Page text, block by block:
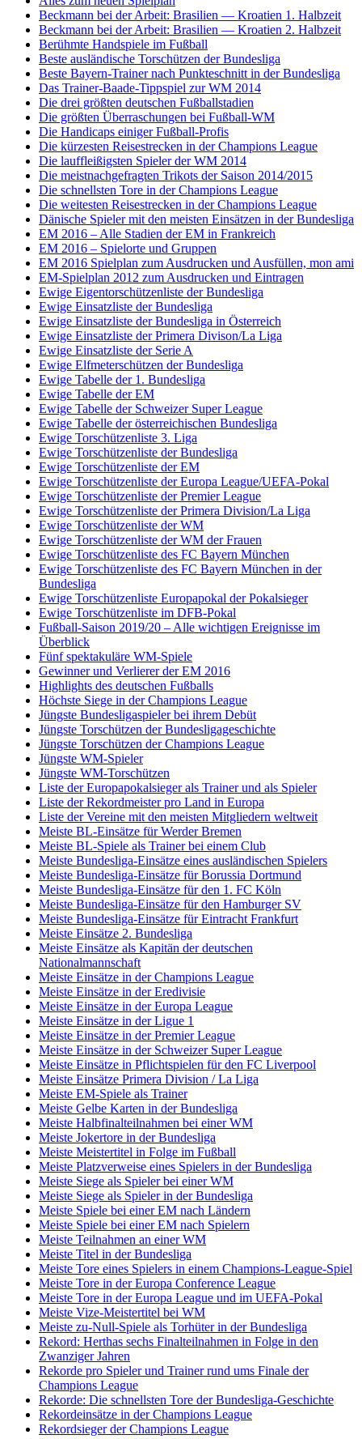
Beckmann bei der Arbeit: Brasilien — Kroatien 1. Halbzeit
Beckmann bei der Arbeit: Brasilien — Kroatien 2. Halbzeit
Berühmte Handspiele im Fußball
Beste ausländische Torschützen der Bundesliga
Beste Bayern-Trainer nach Punkteschnitt in der Bundesliga
Das Trainer-Baade-Tippspiel zur WM 2014
Die drei größten deutschen Fußballstadien
Die größten Überraschungen bei Fußball-WM
Die Handicaps einiger Fußball-Profis
Die kürzesten Reisestrecken in der Champions League
Die lauffleißigsten Spieler der WM 2014
Die meistnachgefragten Trikots der Saison 2014/2015
Die schnellsten Tore in der Champions League
Die weitesten Reisestrecken in der Champions League
Dänische Spieler mit den meisten Einsätzen in der Bundesliga
EM 2016 – Alle Stadien der EM in Frankreich
EM 2016 – Spielorte und Gruppen
EM 2016 Spielplan zum Ausdrucken und Ausfüllen, mon ami
EM-Spielplan 2012 zum Ausdrucken und Eintragen
Ewige Eigentorschützenliste der Bundesliga
Ewige Einsatzliste der Bundesliga
Ewige Einsatzliste der Bundesliga in Österreich
Ewige Einsatzliste der Primera Divison/La Liga
Ewige Einsatzliste der Serie A
Ewige Elfmeterschützen der Bundesliga
Ewige Tabelle der 1. Bundesliga
Ewige Tabelle der EM
Ewige Tabelle der Schweizer Super League
Ewige Tabelle der österreichischen Bundesliga
Ewige Torschützenliste 3. Liga
Ewige Torschützenliste der Bundesliga
Ewige Torschützenliste der EM
Ewige Torschützenliste der Europa League/UEFA-Pokal
Ewige Torschützenliste der Premier League
Ewige Torschützenliste der Primera Division/La Liga
Ewige Torschützenliste der WM
Ewige Torschützenliste der WM der Frauen
Ewige Torschützenliste des FC Bayern München
Ewige Torschützenliste des FC Bayern München in der
Bundesliga
Ewige Torschützenliste Europapokal der Pokalsieger
Ewige Torschützenliste im DFB-Pokal
Fußball-Saison 2019/20 – Alle wichtigen Ereignisse im
Überblick
Fünf spektakuläre WM-Spiele
Gewinner und Verlierer der EM 2016
Highlights des deutschen Fußballs
Höchste Siege in der Champions League
Jüngste Bundesligaspieler bei ihrem Debüt
Jüngste Torschützen der Bundesligageschichte
Jüngste Torschützen der Champions League
Jüngste WM-Spieler
Jüngste WM-Torschützen
Liste der Europapokalsieger als Trainer und als Spieler
Liste der Rekordmeister pro Land in Europa
Liste der Vereine mit den meisten Mitgliedern weltweit
Meiste BL-Einsätze für Werder Bremen
Meiste BL-Spiele als Trainer bei einem Club
Meiste Bundesliga-Einsätze eines ausländischen Spielers
Meiste Bundesliga-Einsätze für Borussia Dortmund
Meiste Bundesliga-Einsätze für den 1. FC Köln
Meiste Bundesliga-Einsätze für den Hamburger SV
Meiste Bundesliga-Einsätze für Eintracht Frankfurt
Meiste Einsätze 2. Bundesliga
Meiste Einsätze als Kapitän der deutschen
Nationalmannschaft
Meiste Einsätze in der Champions League
Meiste Einsätze in der Eredivisie
Meiste Einsätze in der Europa League
Meiste Einsätze in der Ligue 1
Meiste Einsätze in der Premier League
Meiste Einsätze in der Schweizer Super League
Meiste Einsätze in Pflichtspielen für den FC Liverpool
Meiste Einsätze Primera Division / La Liga
Meiste EM-Spiele als Trainer
Meiste Gelbe Karten in der Bundesliga
Meiste Halbfinalteilnahmen bei einer WM
Meiste Jokertore in der Bundesliga
Meiste Meistertitel in Folge im Fußball
Meiste Platzverweise eines Spielers in der Bundesliga
Meiste Siege als Spieler bei einer WM
Meiste Siege als Spieler in der Bundesliga
Meiste Spiele bei einer EM nach Ländern
Meiste Spiele bei einer EM nach Spielern
Meiste Teilnahmen an einer WM
Meiste Titel in der Bundesliga
Meiste Tore eines Spielers in einem Champions-League-Spiel
Meiste Tore in der Europa Conference League
Meiste Tore in der Europa League und im UEFA-Pokal
Meiste Vize-Meistertitel bei WM
Meiste zu-Null-Spiele als Torhüter in der Bundesliga
Rekord: Herthas sechs Finalteilnahmen in Folge in den
Zwanziger Jahren
Rekorde pro Spieler und Trainer rund ums Finale der
Champions League
Rekorde: Die schnellsten Tore der Bundesliga-Geschichte
Rekordeinsätze in der Champions League
Rekordsieger der Champions League